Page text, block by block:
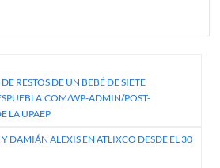
RESTOS DE UN BEBÉ DE SIETE
WP-ADMIN/POST-
LA UPAEP
DAMIÁN ALEXIS EN ATLIXCO DESDE EL 30